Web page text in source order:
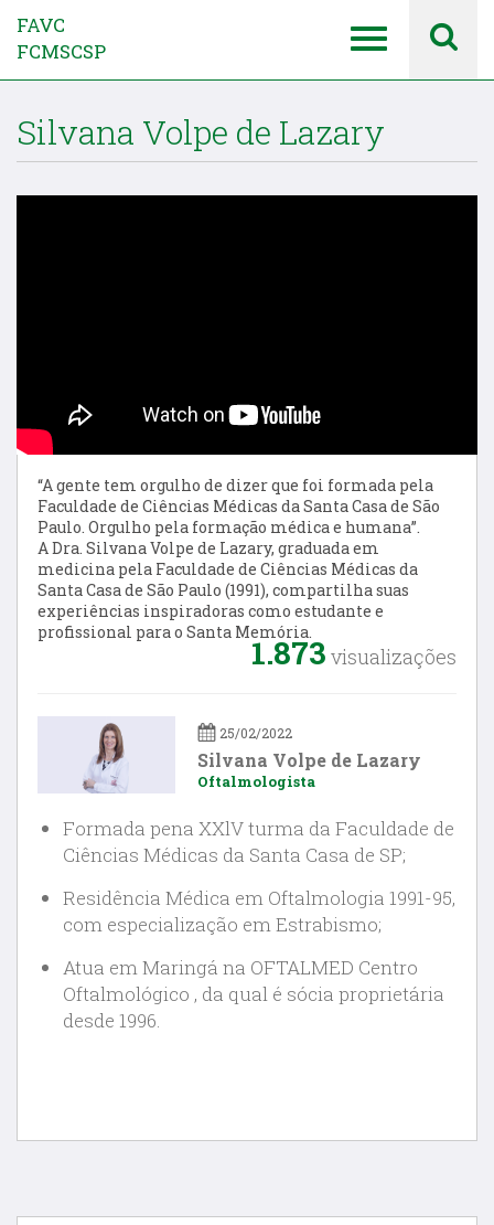
FAVC
FCMSCSP
Silvana Volpe de Lazary
“A gente tem orgulho de dizer que foi formada pela
Faculdade de Ciências Médicas da Santa Casa de São
Paulo. Orgulho pela formação médica e humana”.
A Dra. Silvana Volpe de Lazary, graduada em
medicina pela Faculdade de Ciências Médicas da
Santa Casa de São Paulo (1991), compartilha suas
experiências inspiradoras como estudante e
profissional para o Santa Memória.
1.873 visualizações
25/02/2022
Silvana Volpe de Lazary
Oftalmologista
Formada pena XXlV turma da Faculdade de
Ciências Médicas da Santa Casa de SP;
Residência Médica em Oftalmologia 1991-95,
com especialização em Estrabismo;
Atua em Maringá na OFTALMED Centro
Oftalmológico , da qual é sócia proprietária
desde 1996.